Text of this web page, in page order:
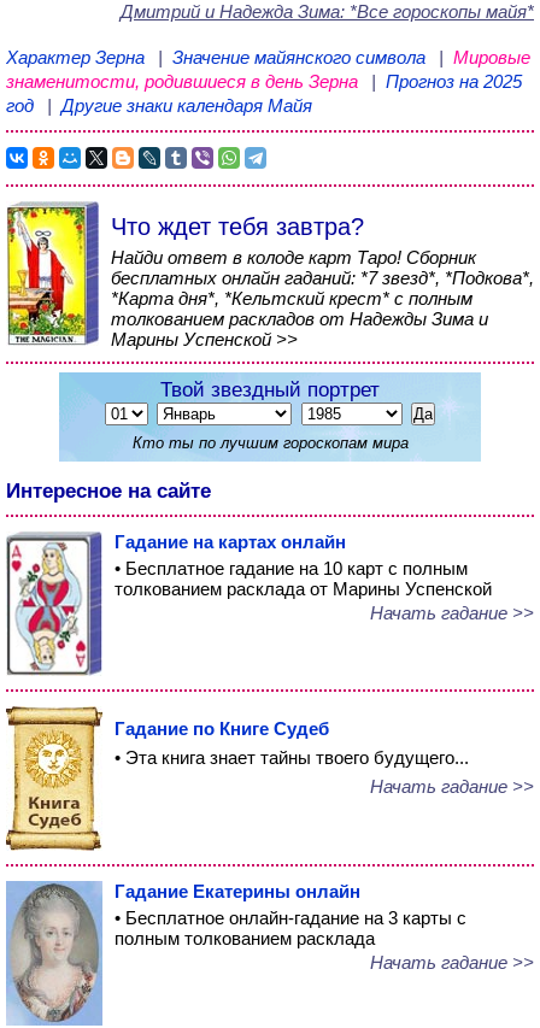
Дмитрий и Надежда Зима: *Все гороскопы майя*
Характер Зерна | Значение майянского символа | Мировые
знаменитости, родившиеся в день Зерна
| Прогноз на 2025
год
|Другие знаки календаря Майя
Что ждет тебя завтра?
Найди ответ в колоде карт Таро! Сборник
бесплатных онлайн гаданий: *7 звезд*, *Подкова*,
*Карта дня*, *Кельтский крест* с полным
толкованием раскладов от Надежды Зима и
Марины Успенской >>
Твой звездный портрет
Кто ты по лучшим гороскопам мира
Интересное на сайте
Гадание на картах онлайн
• Бесплатное гадание на 10 карт с полным
толкованием расклада от Марины Успенской
Начать гадание >>
Гадание по Книге Судеб
• Эта книга знает тайны твоего будущего...
Начать гадание >>
Гадание Екатерины онлайн
• Бесплатное онлайн-гадание на 3 карты с
полным толкованием расклада
Начать гадание >>